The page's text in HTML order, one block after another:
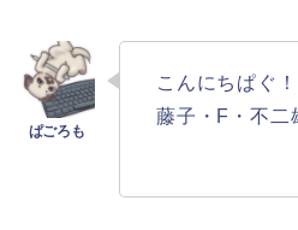
こんにちぱぐ！
藤子・F・不二